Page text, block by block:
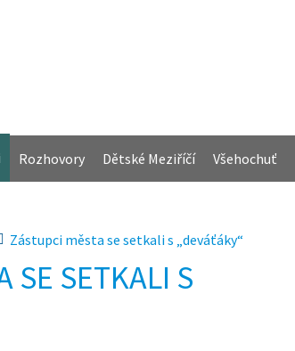
Rozhovory Dětské Meziříčí Všehochuť
Zástupci města se setkali s „deváťáky“
SE SETKALI S